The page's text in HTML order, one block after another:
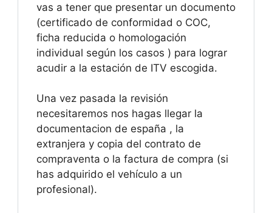
vas a tener que presentar un documento
(certificado de conformidad o COC,
ficha reducida o homologación
individual según los casos ) para lograr
acudir a la estación de ITV escogida.
Una vez pasada la revisión
necesitaremos nos hagas llegar la
documentacion de españa , la
extranjera y copia del contrato de
compraventa o la factura de compra (si
has adquirido el vehículo a un
profesional).